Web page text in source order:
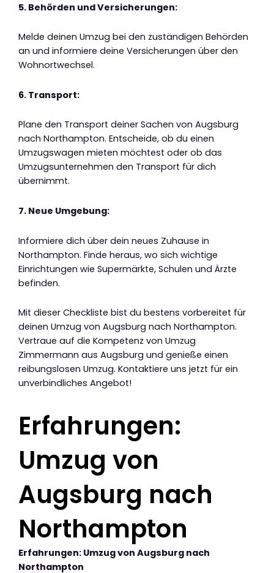
5. Behörden und Versicherungen:
Melde deinen Umzug bei den zuständigen Behörden
an und informiere deine Versicherungen über den
Wohnortwechsel.
6. Transport:
Plane den Transport deiner Sachen von Augsburg
nach Northampton. Entscheide, ob du einen
Umzugswagen mieten möchtest oder ob das
Umzugsunternehmen den Transport für dich
übernimmt.
7. Neue Umgebung:
Informiere dich über dein neues Zuhause in
Northampton. Finde heraus, wo sich wichtige
Einrichtungen wie Supermärkte, Schulen und Ärzte
befinden.
Mit dieser Checkliste bist du bestens vorbereitet für
deinen Umzug von Augsburg nach Northampton.
Vertraue auf die Kompetenz von Umzug
Zimmermann aus Augsburg und genieße einen
reibungslosen Umzug. Kontaktiere uns jetzt für ein
unverbindliches Angebot!
Erfahrungen:
Umzug von
Augsburg nach
Northampton
Erfahrungen: Umzug von Augsburg nach
Northampton